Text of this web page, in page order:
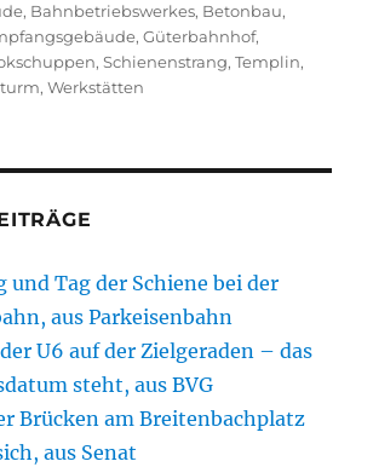
, Bahnbetriebswerkes, Betonbau,
,Güterbahnhof,
,Schienenstrang,Templin,
,Werkstätten
und Tag der Schiene bei der
aus Parkeisenbahn
U6 auf der Zielgeraden – das
steht, aus BVG
Brücken am Breitenbachplatz
aus Senat